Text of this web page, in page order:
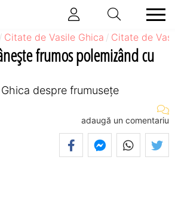
Citate de Vasile Ghica Citate de
frumos polemizând cu
despre frumusețe
adaugă un comentariu